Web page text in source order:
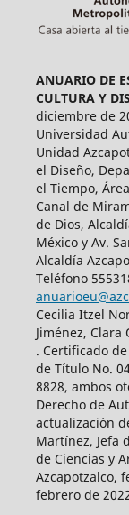
ANUARIO DE
CULTURA Y
diciembre de
Universidad
Unidad
el Diseño,
el Tiempo,
Canal de
de Dios,
México y Av.
Alcaldía
Teléfono
Cecilia Itzel
Jiménez,
. Certificado
de Título No.
8828, ambos
Derecho de
actualización
Martínez, Jefa
de Ciencias y
Azcapotzalco,
febrero de